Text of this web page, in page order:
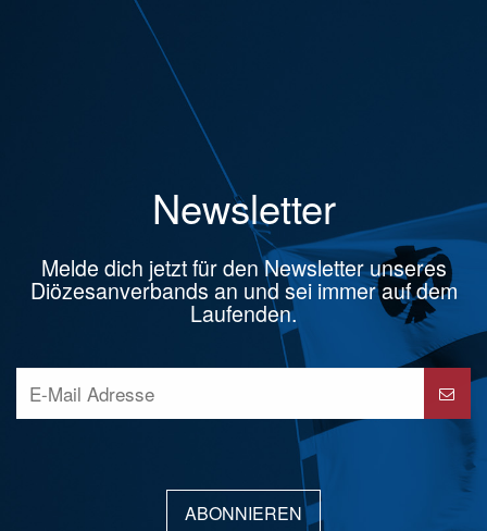
Newsletter
Melde dich jetzt für den Newsletter unseres
Diözesanverbands an und sei immer auf dem
Laufenden.
ABONNIEREN